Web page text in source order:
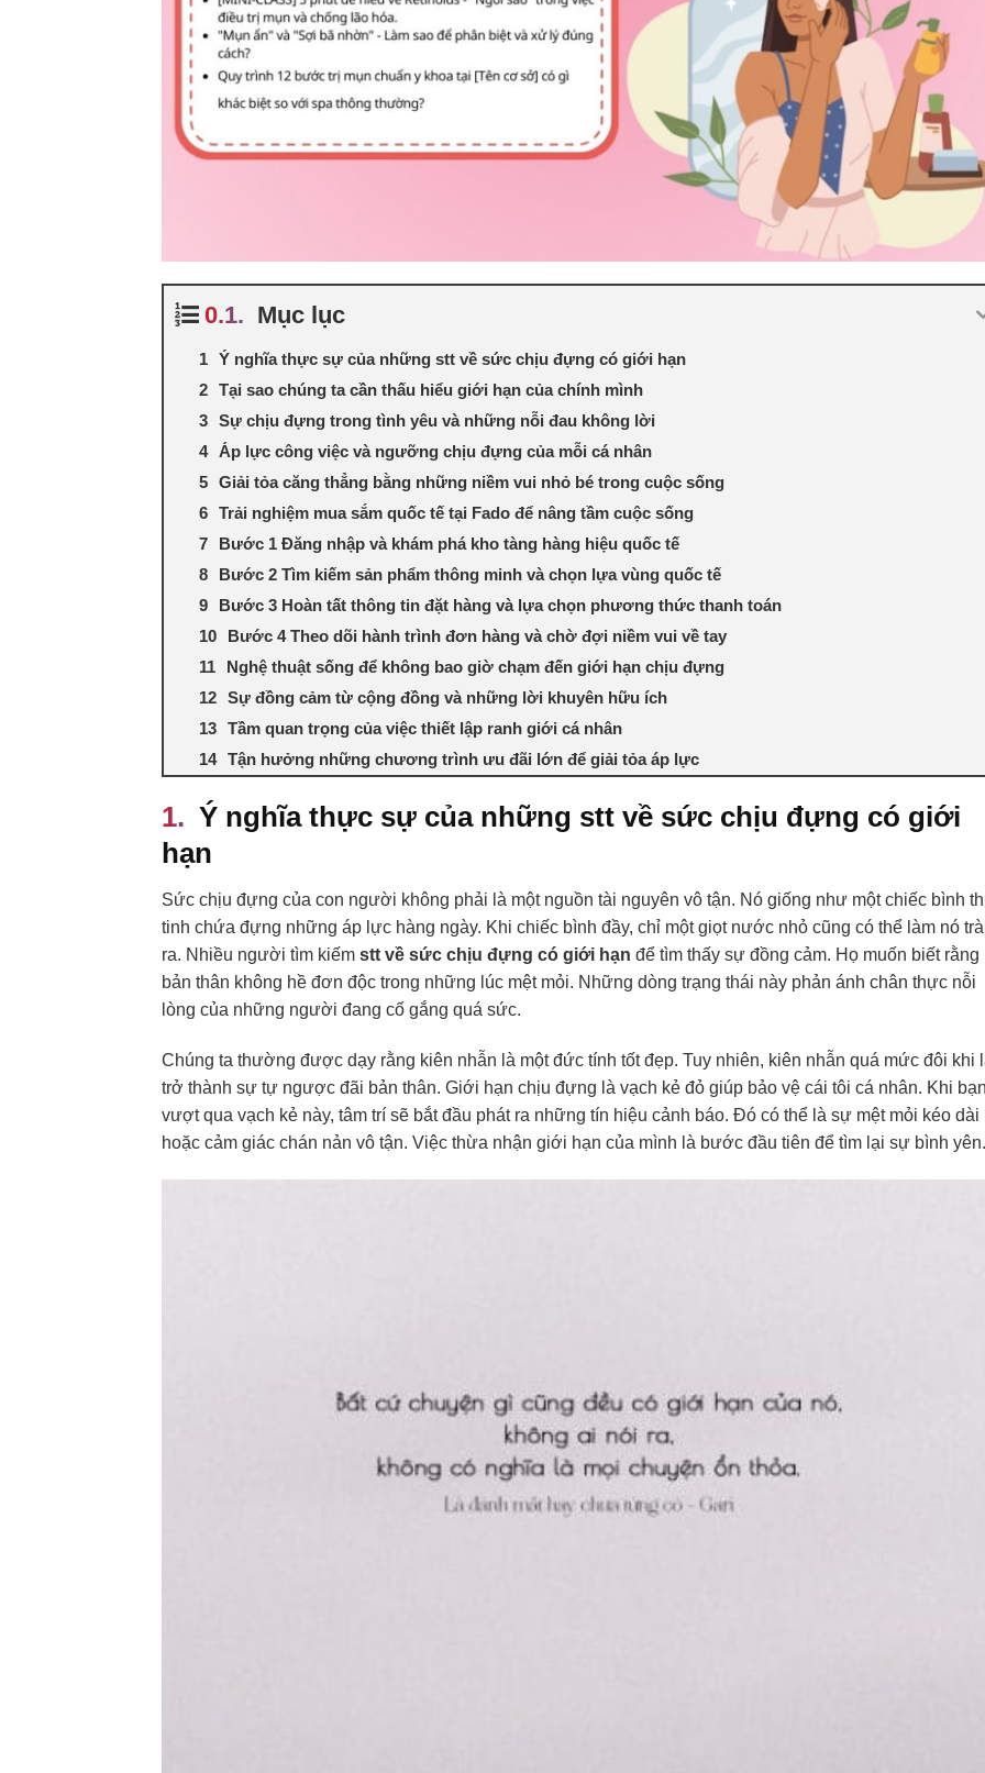
Mục lục
Ý nghĩa thực sự của những stt về sức chịu đựng có giới hạn
Tại sao chúng ta cần thấu hiểu giới hạn của chính mình
Sự chịu đựng trong tình yêu và những nỗi đau không lời
Áp lực công việc và ngưỡng chịu đựng của mỗi cá nhân
Giải tỏa căng thẳng bằng những niềm vui nhỏ bé trong cuộc sống
Trải nghiệm mua sắm quốc tế tại Fado để nâng tầm cuộc sống
Bước 1 Đăng nhập và khám phá kho tàng hàng hiệu quốc tế
Bước 2 Tìm kiếm sản phẩm thông minh và chọn lựa vùng quốc tế
Bước 3 Hoàn tất thông tin đặt hàng và lựa chọn phương thức thanh toán
Bước 4 Theo dõi hành trình đơn hàng và chờ đợi niềm vui về tay
Nghệ thuật sống để không bao giờ chạm đến giới hạn chịu đựng
Sự đồng cảm từ cộng đồng và những lời khuyên hữu ích
Tầm quan trọng của việc thiết lập ranh giới cá nhân
Tận hưởng những chương trình ưu đãi lớn để giải tỏa áp lực
Ý nghĩa thực sự của những stt về sức chịu đựng có giới
hạn
Sức chịu đựng của con người không phải là một nguồn tài nguyên vô tận. Nó giống như một chiếc bình
tinh chứa đựng những áp lực hàng ngày. Khi chiếc bình đầy, chỉ một giọt nước nhỏ cũng có thể làm nó
ra. Nhiều người tìm kiếm stt về sức chịu đựng có giới hạn để tìm thấy sự đồng cảm. Họ muốn biết rằng
bản thân không hề đơn độc trong những lúc mệt mỏi. Những dòng trạng thái này phản ánh chân thực nỗi
lòng của những người đang cố gắng quá sức.
Chúng ta thường được dạy rằng kiên nhẫn là một đức tính tốt đẹp. Tuy nhiên, kiên nhẫn quá mức đôi khi
trở thành sự tự ngược đãi bản thân. Giới hạn chịu đựng là vạch kẻ đỏ giúp bảo vệ cái tôi cá nhân. Khi bạn
vượt qua vạch kẻ này, tâm trí sẽ bắt đầu phát ra những tín hiệu cảnh báo. Đó có thể là sự mệt mỏi kéo dài
hoặc cảm giác chán nản vô tận. Việc thừa nhận giới hạn của mình là bước đầu tiên để tìm lại sự bình yên.